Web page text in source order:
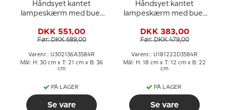
Håndsyet kantet
lampeskærm med buer
betrukket med off white
silke
DKK 551,00
Før: DKK 689,00
Varenr.: U302136A3584R
Mål: H: 30 cm x T: 21 cm x B: 36
cm
PÅ LAGER
Se vare
Håndsyet kantet
lampeskærm med buer
med off white silke
DKK 383,00
Før: DKK 479,00
Varenr.: U181222D3584R
Mål: H: 18 cm x T: 12 cm x B: 22
cm
PÅ LAGER
Se vare